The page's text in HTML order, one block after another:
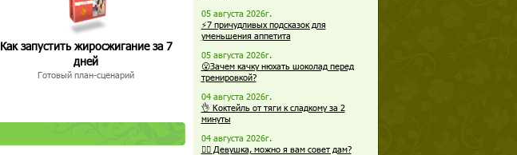
Как запустить жиросжигание за 7
дней
Готовый план-сценарий
05 августа 2026г.
⚡7 причудливых подсказок для
уменьшения аппетита
05 августа 2026г.
😮Зачем качку нюхать шоколад перед
тренировкой?
04 августа 2026г.
👌 Коктейль от тяги к сладкому за 2
минуты
04 августа 2026г.
🏋️‍♀️ Девушка, можно я вам совет дам?